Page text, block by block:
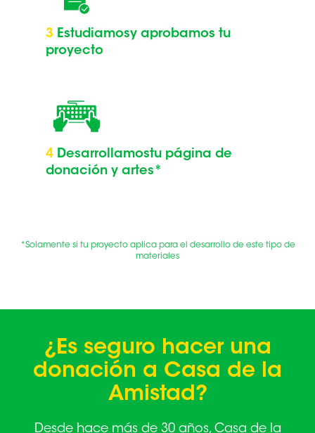
3 Estudiamosy aprobamos tu
proyecto
4 Desarrollamostu página de
donación y artes*
*Solamente si tu proyecto aplica para el desarrollo de este tipo de
materiales
¿Es seguro hacer una
donación a Casa de la
Amistad?
Desde hace más de 30 años, Casa de la